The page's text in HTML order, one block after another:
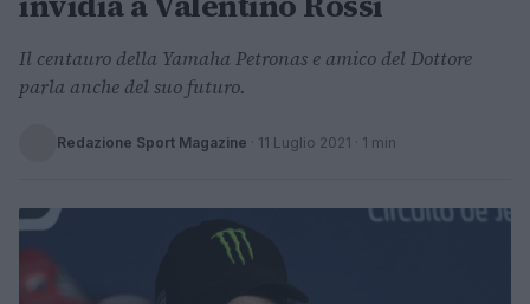
Il centauro della Yamaha Petronas e amico del Dottore
parla anche del suo futuro.
Redazione Sport Magazine · 11 Luglio 2021 · 1 min